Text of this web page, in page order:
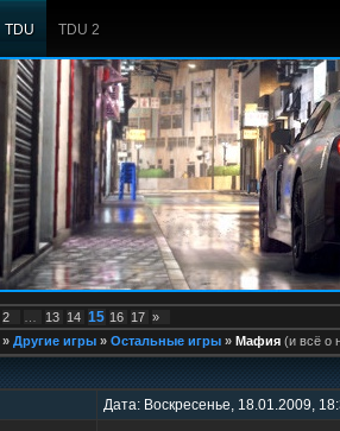
TDU TDU 2
2 13 14 15 16 17 »
» Другие игры » Остальные игры » Мафия (и всё о
Дата: Воскресенье, 18.01.2009,